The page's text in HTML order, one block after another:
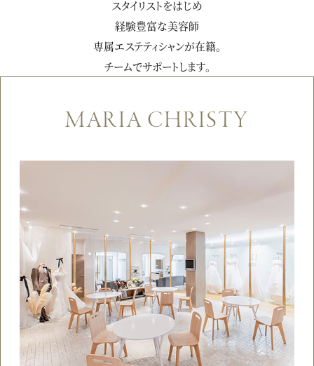
スタイリストをはじめ
経験豊富な美容師
専属エステティシャンが在籍。
チームでサポートします。
MARIA CHRISTY